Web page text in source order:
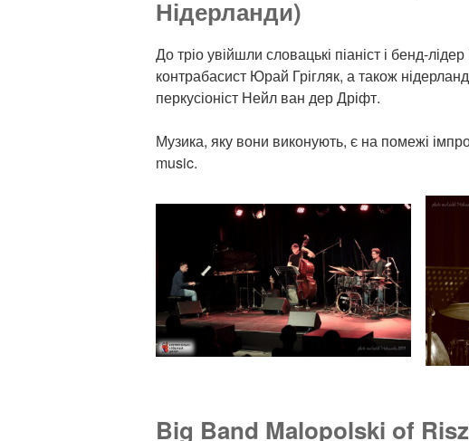
Нідерланди)
До тріо увійшли словацькі піаніст і бенд-
контрабасист Юрай Грігляк, а також
перкусіоніст Нейл ван дер Дріфт.
Музика, яку вони виконують, є на помежі
music.
Big Band Malopolski of